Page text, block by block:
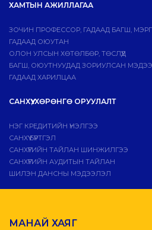
ХАМТЫН АЖИЛЛАГАА
ЗОЧИН ПРОФЕССОР, ГАДААД БАГШ,
ГАДААД ОЮУТАН
ОЛОН УЛСЫН ХӨТӨЛБӨР, ТӨСЛҮҮД
БАГШ, ОЮУТНУУДАД ЗОРИУЛСАН
ГАДААД ХАРИЛЦАА
САНХҮҮ, ХӨРӨНГӨ ОРУУЛАЛТ
НЭГ КРЕДИТИЙН ҮНЭЛГЭЭ
САНХҮҮ БҮРТГЭЛ
САНХҮҮГИЙН ТАЙЛАН ШИНЖИЛГЭЭ
САНХҮҮГИЙН АУДИТЫН ТАЙЛАН
ШИЛЭН ДАНСНЫ МЭДЭЭЛЭЛ
МАНАЙ ХАЯГ